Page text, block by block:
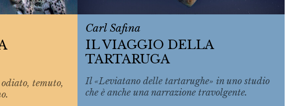
temuto,
Carl Safina
IL VIAGGIO DELLA
TARTARUGA
Il «Leviatano delle tartarughe» in uno studio
che è anche una narrazione travolgente.